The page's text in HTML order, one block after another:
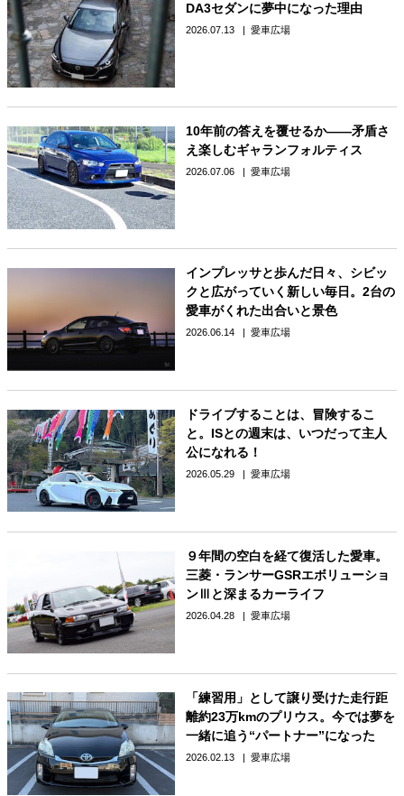
DA3セダンに夢中になった理由
2026.07.13 愛車広場
10年前の答えを覆せるか――矛盾さ
え楽しむギャランフォルティス
2026.07.06 愛車広場
インプレッサと歩んだ日々、シビッ
クと広がっていく新しい毎日。2台の
愛車がくれた出合いと景色
2026.06.14 愛車広場
ドライブすることは、冒険するこ
と。ISとの週末は、いつだって主人
公になれる！
2026.05.29 愛車広場
９年間の空白を経て復活した愛車。
三菱・ランサーGSRエボリューショ
ンⅢと深まるカーライフ
2026.04.28 愛車広場
「練習用」として譲り受けた走行距
離約23万kmのプリウス。今では夢を
一緒に追う“パートナー”になった
2026.02.13 愛車広場